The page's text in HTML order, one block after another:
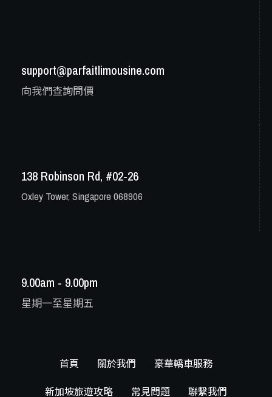
support@parfaitlimousine.com
向我們查詢問價
138 Robinson Rd, #02-26
Oxley Tower, Singapore 068906
9.00am - 9.00pm
星期一至星期五
首頁 關於我們
豪華轎車服務
新加坡旅遊攻略
常見問題 聯繫我們